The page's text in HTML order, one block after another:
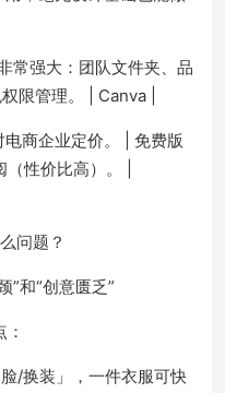
常强大：团队文件夹、品
限管理。 | Canva |
电商企业定价。 | 免费版
性价比高）。 |
问题？
”和“创意匮乏”
/换装」，一件衣服可快